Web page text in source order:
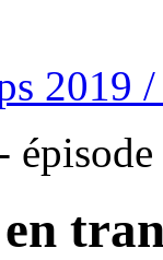
2019